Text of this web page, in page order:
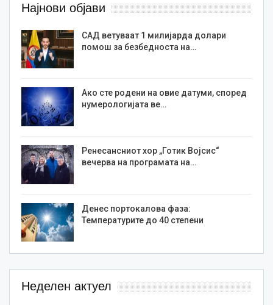
Најнови објави
САД ветуваат 1 милијарда долари
помош за безбедноста на…
Ако сте родени на овие датуми, според
нумерологијата ве…
Ренесансниот хор „Готик Војсис“
вечерва на програмата на…
Денес портокалова фаза:
Температурите до 40 степени
Неделен актуел